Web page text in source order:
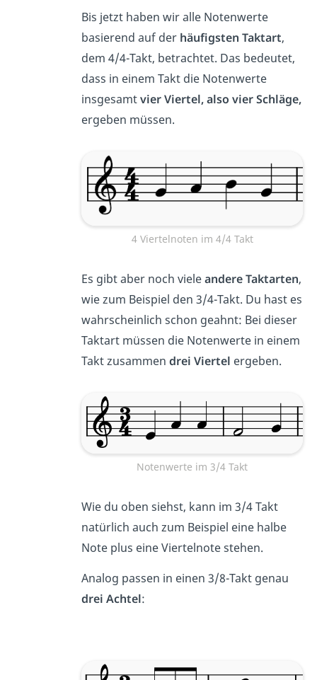
Bis jetzt haben wir alle Notenwerte
basierend auf der häufigsten Taktart,
dem 4/4-Takt, betrachtet. Das bedeutet,
dass in einem Takt die Notenwerte
insgesamtvier Viertel, also vier Schläge,
ergeben müssen.
4 Viertelnoten im 4/4 Takt
Es gibt aber noch vieleandere Taktarten,
wie zum Beispiel den 3/4-Takt. Du hast es
wahrscheinlich schon geahnt: Bei dieser
Taktart müssen die Notenwerte in einem
Takt zusammen drei Viertel ergeben.
Notenwerte im 3/4 Takt
Wie du oben siehst, kann im 3/4 Takt
natürlich auch zum Beispiel eine halbe
Note plus eine Viertelnote stehen.
Analog passen in einen 3/8-Takt genau
drei Achtel: